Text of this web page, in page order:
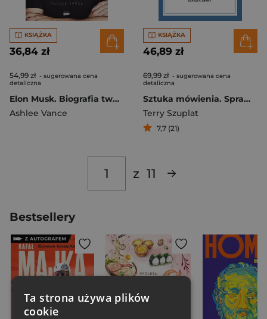
KSIĄŻKA
36,84 zł
54,99 zł - sugerowana cena
detaliczna
Elon Musk. Biografia twórcy Paypala, Tesli, SpaceX wyd. 2022
Ashlee Vance
KSIĄŻKA
46,89 zł
69,99 zł - sugerowana cena
detaliczna
Sztuka mówienia. Spraw, żeby cię słuchano – sekrety speechwritera Białego Domu
Terry Szuplat
7,7 (21)
z 11
Bestsellery
Ta strona używa plików
cookie